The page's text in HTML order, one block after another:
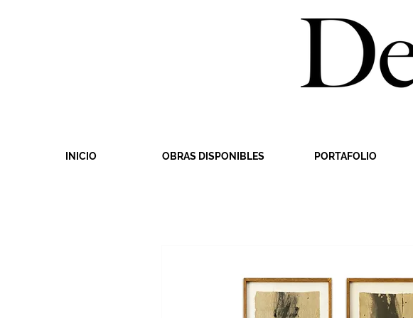
INICIO OBRAS DISPONIBLES PORTAFOLIO